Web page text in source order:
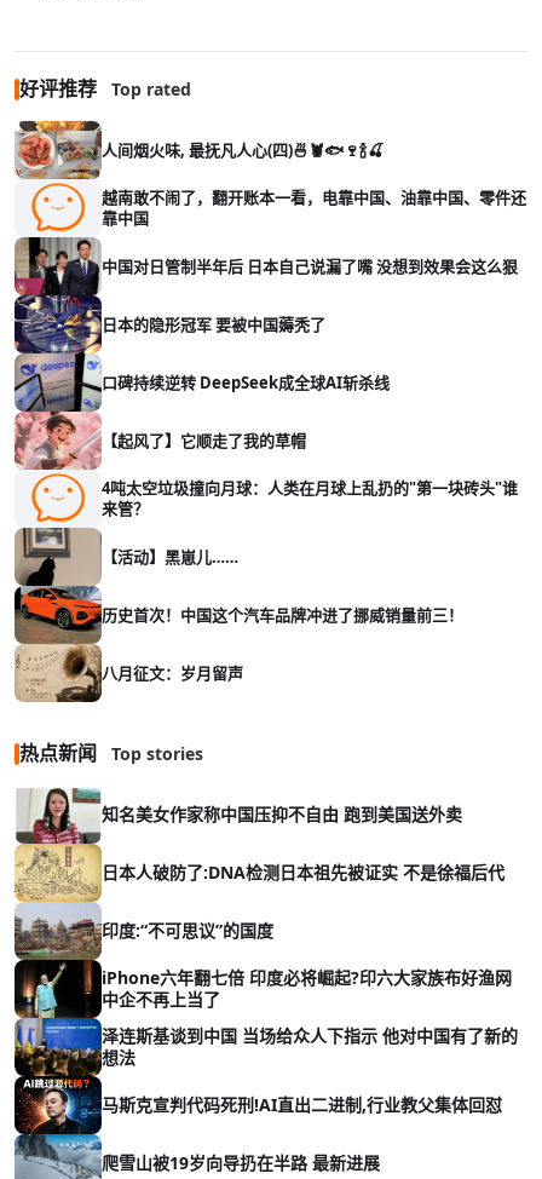
好评推荐 Top rated
人间烟火味, 最抚凡人心(四)🍜🦞🐟🍷🍾🍒
越南敢不闹了，翻开账本一看，电靠中国、油靠中国、零件还
靠中国
中国对日管制半年后 日本自己说漏了嘴 没想到效果会这么狠
日本的隐形冠军 要被中国薅秃了
口碑持续逆转 DeepSeek成全球AI斩杀线
【起风了】它顺走了我的草帽
4吨太空垃圾撞向月球：人类在月球上乱扔的"第一块砖头"谁
来管？
【活动】黑崽儿……
历史首次！中国这个汽车品牌冲进了挪威销量前三！
八月征文：岁月留声
热点新闻 Top stories
知名美女作家称中国压抑不自由 跑到美国送外卖
日本人破防了:DNA检测日本祖先被证实 不是徐福后代
印度:“不可思议”的国度
iPhone六年翻七倍 印度必将崛起?印六大家族布好渔网
中企不再上当了
泽连斯基谈到中国 当场给众人下指示 他对中国有了新的
想法
马斯克宣判代码死刑!AI直出二进制,行业教父集体回怼
爬雪山被19岁向导扔在半路 最新进展